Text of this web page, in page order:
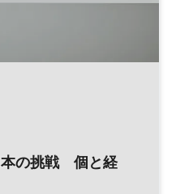
の挑戦 個と経